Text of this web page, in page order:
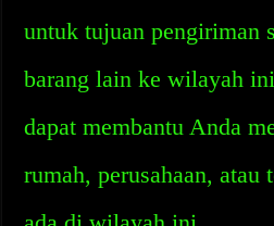
untuk tujuan pengiriman
barang lain ke wilayah
dapat membantu Anda
rumah, perusahaan, atau